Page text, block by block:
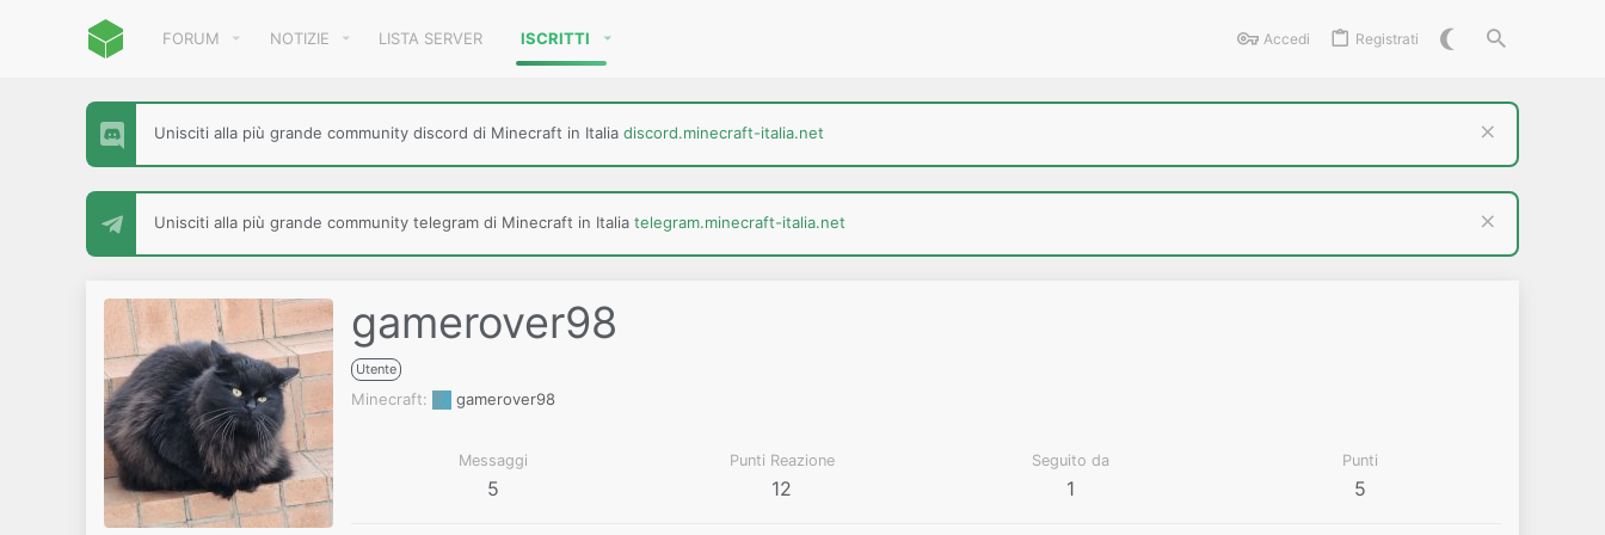
FORUM NOTIZIE LISTA SERVER ISCRITTI Accedi Registrati
Unisciti alla più grande community discord di Minecraft in Italia discord.minecraft-italia.net
Unisciti alla più grande community telegram di Minecraft in Italia telegram.minecraft-italia.net
gamerover98
Utente
Minecraft gamerover98
Messaggi
5
Punti Reazione
12
Seguito da
1
Punti
5